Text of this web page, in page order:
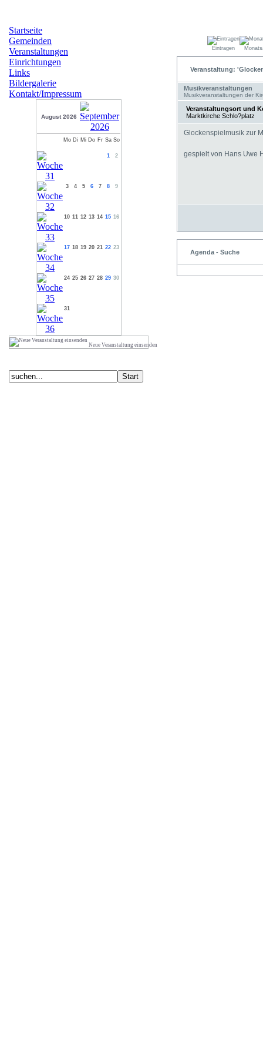
Startseite
Gemeinden
Veranstaltungen
Einrichtungen
Links
Bildergalerie
Kontakt/Impressum
August 2026
Mo Di Mi Do Fr Sa So
1 2
3 4 5 6 7 8 9
10 11 12 13 14 15 16
17 18 19 20 21 22 23
24 25 26 27 28 29 30
31
Neue Veranstaltung einsenden
Eintragen
Veranstaltung:
Musikveranstaltungen
Musikveranstaltungen der
Veranstaltungsort und
Marktkirche Schlo?platz
Glockenspielmusik zur
gespielt von Hans Uwe
Agenda - Suche